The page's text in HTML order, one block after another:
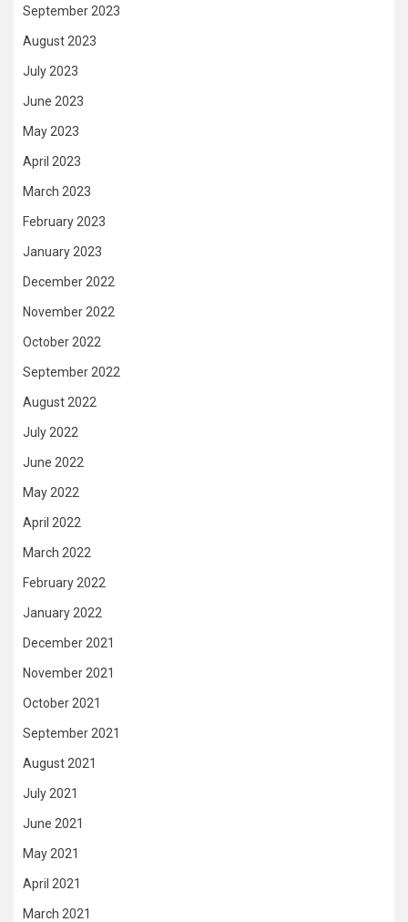
September 2023
August 2023
July 2023
June 2023
May 2023
April 2023
March 2023
February 2023
January 2023
December 2022
November 2022
October 2022
September 2022
August 2022
July 2022
June 2022
May 2022
April 2022
March 2022
February 2022
January 2022
December 2021
November 2021
October 2021
September 2021
August 2021
July 2021
June 2021
May 2021
April 2021
March 2021